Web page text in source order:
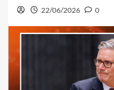
22/06/2026 0